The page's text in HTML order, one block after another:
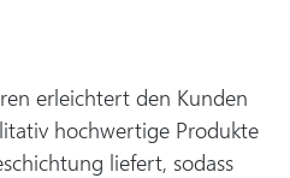
erleichtert den Kunden
hochwertige Produkte
liefert, sodass